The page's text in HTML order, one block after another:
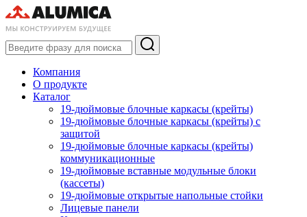
Компания
О продукте
Каталог
19-дюймовые блочные каркасы (крейты)
19-дюймовые блочные каркасы (крейты) с
защитой
19-дюймовые блочные каркасы (крейты)
коммуникационные
19-дюймовые вставные модульные блоки
(кассеты)
19-дюймовые открытые напольные стойки
Лицевые панели